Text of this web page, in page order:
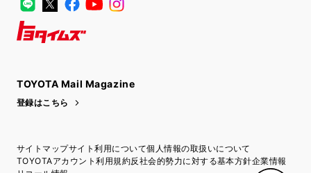
TOYOTA Mail Magazine
登録はこちら
サイトマップサイト利用について個人情報の取扱いについて
TOYOTAアカウント利用規約反社会的勢力に対する基本方針企業情報